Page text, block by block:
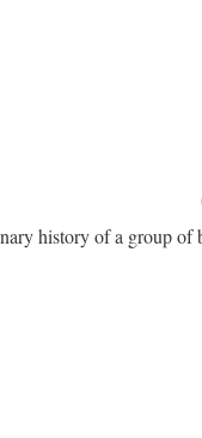
history of a group of